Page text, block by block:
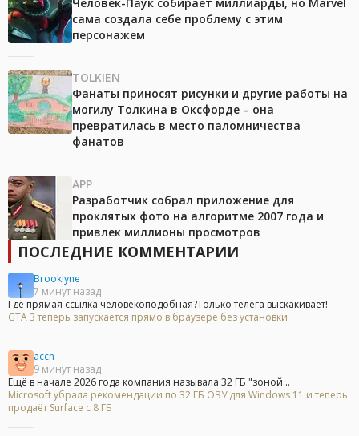
Человек-Паук собирает миллиарды, но Marvel
сама создала себе проблему с этим
персонажем
TOLKIEN
Фанаты приносят рисунки и другие работы на
могилу Толкина в Оксфорде – она
превратилась в место паломничества
фанатов
APP
Разработчик собрал приложение для
проклятых фото на алгоритме 2007 года и
привлек миллионы просмотров
ПОСЛЕДНИЕ КОММЕНТАРИИ
Brooklyne
7 минут назад
Где прямая ссылка человекоподобная?Только телега выскакивает!
GTA 3 теперь запускается прямо в браузере без установки
accn
9 минут назад
Ещё в начале 2026 года компания называла 32 ГБ "зоной...
Microsoft убрала рекомендации по 32 ГБ ОЗУ для Windows 11 и теперь
продаёт Surface с 8 ГБ